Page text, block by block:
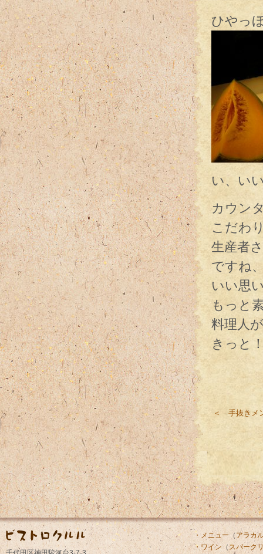
ひやっ
い、い
カウン
こだわ
生産者
ですね
いい思
もっと
料理人
きっと
＜ 手抜きメ
・メニュー（ アラカ
・ワイン （スパーク